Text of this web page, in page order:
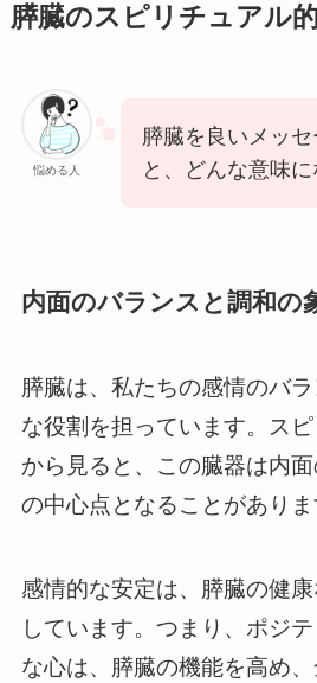
膵臓のスピリチュアル
悩める人
膵臓を良いメッ
と、どんな意味
内面のバランスと調和の
膵臓は、私たちの感情のバ
な役割を担っています。ス
から見ると、この臓器は内
の中心点となることがありま
感情的な安定は、膵臓の健
しています。つまり、ポジ
な心は、膵臓の機能を高め